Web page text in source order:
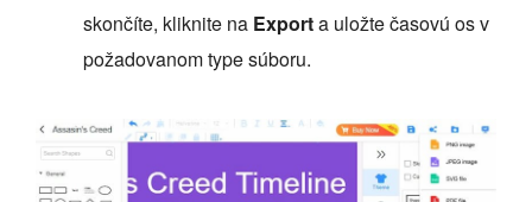
skončíte, kliknite na Exporta uložte časovú os v
požadovanom type súboru.